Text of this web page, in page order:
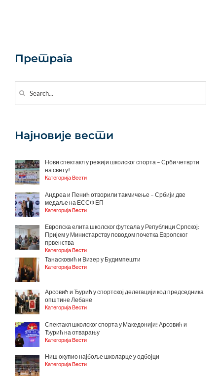
Претрага
for:
Најновије вести
Нови спектакл у режији школског спорта – Срби четврти
на свету!
Категорија Вести
Андреа и Пенић отворили такмичење – Србији две
медаље на ЕССФ ЕП
Категорија Вести
Европска елита школског футсала у Републици Српској:
Пријем у Министарству поводом почетка Европског
првенства
Категорија Вести
Танасковић и Визер у Будимпешти
Категорија Вести
Арсовић и Ђурић у спортској делегацији код председника
општине Лебане
Категорија Вести
Спектакл школског спорта у Македонији! Арсовић и
Ђурић на отварању
Категорија Вести
Ниш окупио најбоље школарце у одбојци
Категорија Вести